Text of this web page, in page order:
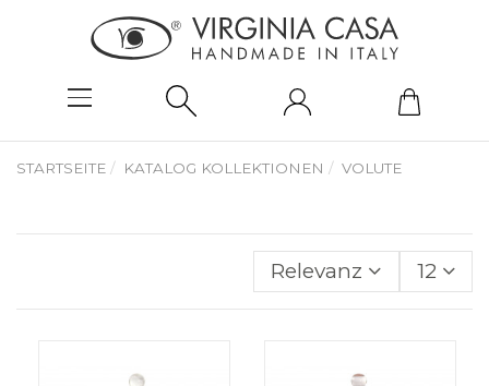
STARTSEITE KATALOG KOLLEKTIONEN VOLUTE
Relevanz 12